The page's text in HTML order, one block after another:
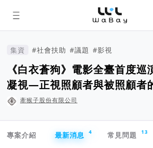
WaBay 挖貝 | 台
集資 / 群眾募資平
集資 #社會扶助 #議題 #影視
《白衣蒼狗》電影全臺首度巡
凝視—正視照顧者與被照顧者
牽猴子股份有限公司
專案介紹
最新消息 4 常見問題 13